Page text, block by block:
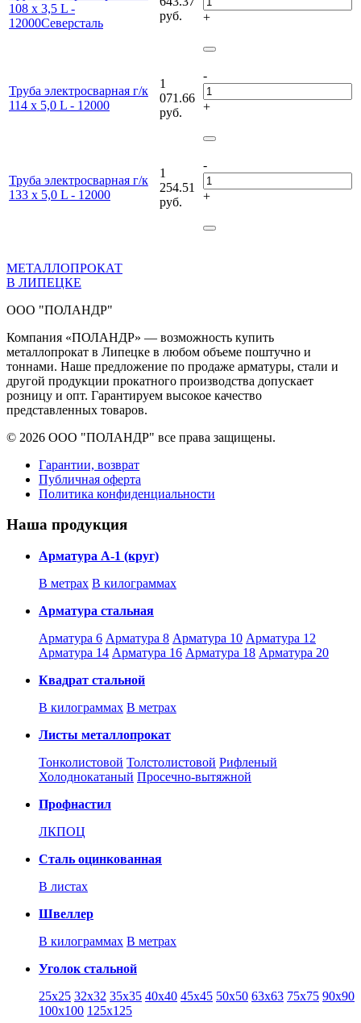
108 х 3,5 L -
12000Северсталь
руб.
+
Труба электросварная г/к
114 х 5,0 L - 12000
1
071.66
руб.
-
+
Труба электросварная г/к
133 х 5,0 L - 12000
1
254.51
руб.
-
+
МЕТАЛЛОПРОКАТ
В ЛИПЕЦКЕ
ООО "ПОЛАНДР"
Компания «ПОЛАНДР» — возможность купить
металлопрокат в Липецке в любом объеме поштучно и
тоннами. Наше предложение по продаже арматуры, стали и
другой продукции прокатного производства допускает
розницу и опт. Гарантируем высокое качество
представленных товаров.
© 2026 ООО "ПОЛАНДР" все права защищены.
Гарантии, возврат
Публичная оферта
Политика конфиденциальности
Наша продукция
Арматура А-1 (круг)
В метрах В килограммах
Арматура стальная
Арматура 6 Арматура 8 Арматура 10 Арматура 12
Арматура 14 Арматура 16 Арматура 18 Арматура 20
Квадрат стальной
В килограммах В метрах
Листы металлопрокат
Тонколистовой Толстолистовой Рифленый
Холоднокатаный Проcечно-вытяжной
Профнастил
ЛКПОЦ
Сталь оцинкованная
В листах
Швеллер
В килограммах В метрах
Уголок стальной
25х25 32х32 35х35 40х40 45х45 50х50 63х63 75х75 90х90
100х100 125х125